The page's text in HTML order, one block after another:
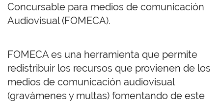
Concursable para medios de comunicación
Audiovisual (FOMECA).
FOMECA es una herramienta que permite
redistribuir los recursos que provienen de los
medios de comunicación audiovisual
(gravámenes y multas) fomentando de este